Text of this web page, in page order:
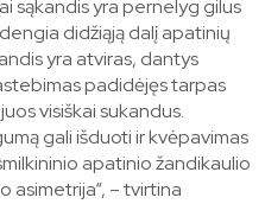
sąkandis yra pernelyg gilus
didžiąją dalį apatinių
yra atviras, dantys
padidėjęs tarpas
visiškai sukandus.
gali išduoti ir kvėpavimas
apatinio žandikaulio
asimetrija“, – tvirtina